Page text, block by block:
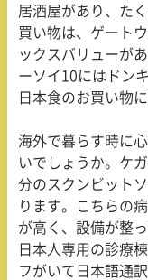
居酒屋があり、た
買い物は、ゲート
ックスバリューが
ーソイ10にはドン
日本食のお買い物
海外で暮らす時に
いでしょうか。ケ
分のスクンビット
ります。こちらの
が高く、設備が整
日本人専用の診療
フがいて日本語通